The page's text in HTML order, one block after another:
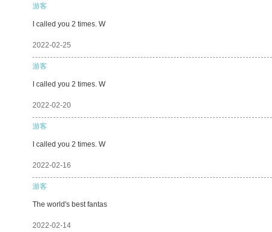
游客
I called you 2 times. W
2022-02-25
游客
I called you 2 times. W
2022-02-20
游客
I called you 2 times. W
2022-02-16
游客
The world's best fantas
2022-02-14